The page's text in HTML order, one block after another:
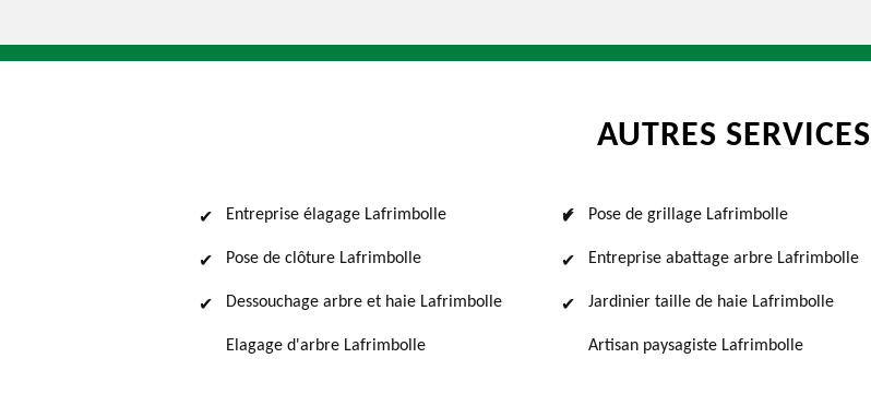
AUTRES SERVICES
Entreprise élagage Lafrimbolle
Pose de clôture Lafrimbolle
Dessouchage arbre et haie Lafrimbolle
Elagage d'arbre Lafrimbolle
Pose de grillage Lafrimbolle
Entreprise abattage arbre Lafrimbolle
Jardinier taille de haie Lafrimbolle
Artisan paysagiste Lafrimbolle